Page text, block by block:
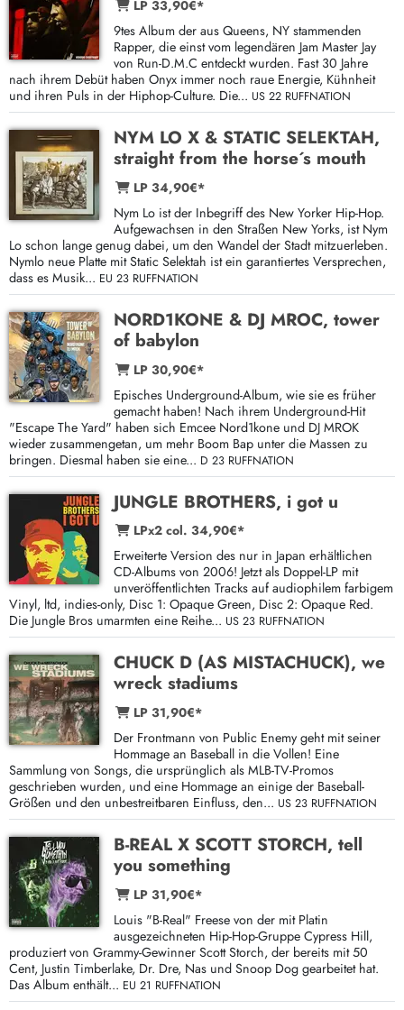
LP 33,90€*
9tes Album der aus Queens, NY stammenden
Rapper, die einst vom legendären Jam Master Jay
von Run-D.M.C entdeckt wurden. Fast 30 Jahre
nach ihrem Debüt haben Onyx immer noch raue Energie, Kühnheit
und ihren Puls in der Hiphop-Culture. Die... US 22 RUFFNATION
NYM LO X & STATIC SELEKTAH,
straight from the horse´s mouth
LP 34,90€*
Nym Lo ist der Inbegriff des New Yorker Hip-Hop.
Aufgewachsen in den Straßen New Yorks, ist Nym
Lo schon lange genug dabei, um den Wandel der Stadt mitzuerleben.
Nymlo neue Platte mit Static Selektah ist ein garantiertes Versprechen,
dass es Musik... EU 23 RUFFNATION
NORD1KONE & DJ MROC, tower
of babylon
LP 30,90€*
Episches Underground-Album, wie sie es früher
gemacht haben! Nach ihrem Underground-Hit
"Escape The Yard" haben sich Emcee Nord1kone und DJ MROK
wieder zusammengetan, um mehr Boom Bap unter die Massen zu
bringen. Diesmal haben sie eine... D 23 RUFFNATION
JUNGLE BROTHERS, i got u
LPx2 col. 34,90€*
Erweiterte Version des nur in Japan erhältlichen
CD-Albums von 2006! Jetzt als Doppel-LP mit
unveröffentlichten Tracks auf audiophilem farbigem
Vinyl, ltd, indies-only, Disc 1: Opaque Green, Disc 2: Opaque Red.
Die Jungle Bros umarmten eine Reihe... US 23 RUFFNATION
CHUCK D (AS MISTACHUCK), we
wreck stadiums
LP 31,90€*
Der Frontmann von Public Enemy geht mit seiner
Hommage an Baseball in die Vollen! Eine
Sammlung von Songs, die ursprünglich als MLB-TV-Promos
geschrieben wurden, und eine Hommage an einige der Baseball-
Größen und den unbestreitbaren Einfluss, den... US 23 RUFFNATION
B-REAL X SCOTT STORCH, tell
you something
LP 31,90€*
Louis "B-Real" Freese von der mit Platin
ausgezeichneten Hip-Hop-Gruppe Cypress Hill,
produziert von Grammy-Gewinner Scott Storch, der bereits mit 50
Cent, Justin Timberlake, Dr. Dre, Nas und Snoop Dog gearbeitet hat.
Das Album enthält... EU 21 RUFFNATION